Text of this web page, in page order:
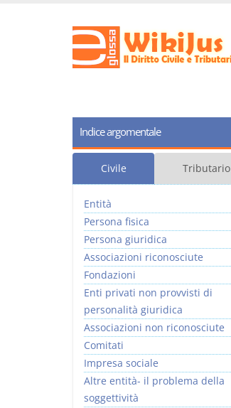
Indice argomentale
Civile Tributario
Entità
Persona fisica
Persona giuridica
Associazioni riconosciute
Fondazioni
Enti privati non provvisti di
personalità giuridica
Associazioni non riconosciute
Comitati
Impresa sociale
Altre entità- il problema della
soggettività